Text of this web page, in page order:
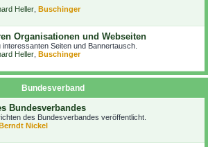
Heller Buschinger
Organisationen und Webseiten
Seiten und Bannertausch.
Heller Buschinger
Bundesverband
Bundesverbandes
des Bundesverbandes veröffentlicht.
Nickel